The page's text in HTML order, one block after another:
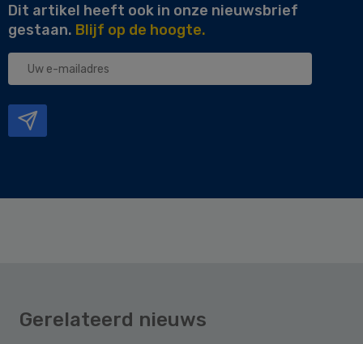
Dit artikel heeft ook in onze nieuwsbrief
gestaan. Blijf op de hoogte.
Uw
Gerelateerd nieuws